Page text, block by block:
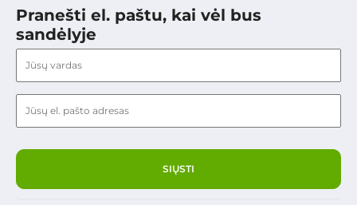
Pranešti el. paštu, kai vėl bus
sandėlyje